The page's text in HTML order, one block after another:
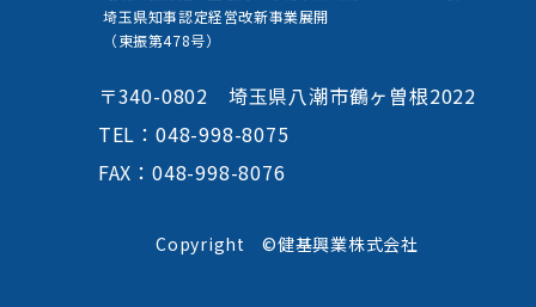
埼玉県知事認定経営改新事業展開
（東振第478号）
〒340-0802 埼玉県八潮市鶴ヶ曽根2022
TEL：048-998-8075
FAX：048-998-8076
Copyright ©健基興業株式会社